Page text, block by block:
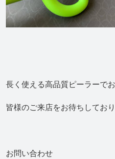
長く使える高品質ピーラーで
皆様のご来店をお待ちしており
お問い合わせ